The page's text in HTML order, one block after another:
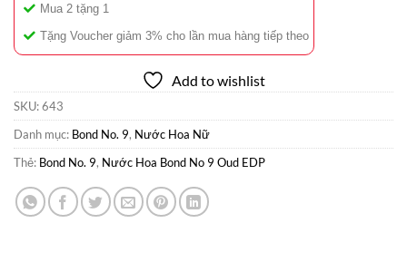
Mua 2 tặng 1
Tặng Voucher giảm 3% cho lần mua hàng tiếp theo
Add to wishlist
SKU:643
Danh mục: Bond No. 9, Nước Hoa Nữ
Thẻ: Bond No. 9, Nước Hoa Bond No 9 Oud EDP